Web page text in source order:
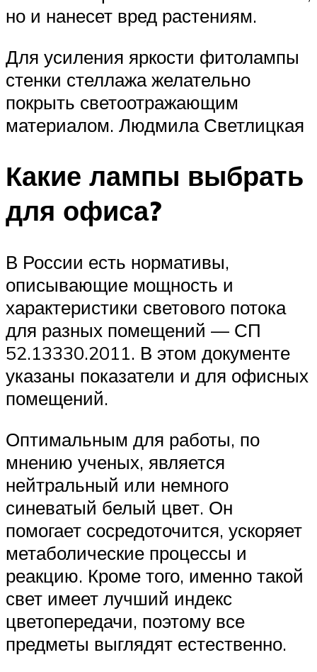
но и нанесет вред растениям.
Для усиления яркости фитолампы
стенки стеллажа желательно
покрыть светоотражающим
материалом. Людмила Светлицкая
Какие лампы выбрать
для офиса?
В России есть нормативы,
описывающие мощность и
характеристики светового потока
для разных помещений — СП
52.13330.2011. В этом документе
указаны показатели и для офисных
помещений.
Оптимальным для работы, по
мнению ученых, является
нейтральный или немного
синеватый белый цвет. Он
помогает сосредоточится, ускоряет
метаболические процессы и
реакцию. Кроме того, именно такой
свет имеет лучший индекс
цветопередачи, поэтому все
предметы выглядят естественно.